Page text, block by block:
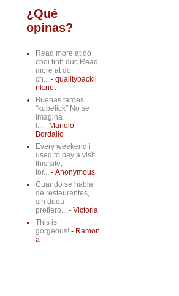
¿Qué
opinas?
Read more at do
choi tinh duc Read
more at do
ch...- qualitybackli
nk.net
Buenas tardes
"kubelick" No se
imagina
l...- Manolo
Bordallo
Every weekend i
used to pay a visit
this site,
for...- Anonymous
Cuando se habla
de restaurantes,
sin duda
prefiero...- Victoria
This is
gorgeous!- Ramon
a